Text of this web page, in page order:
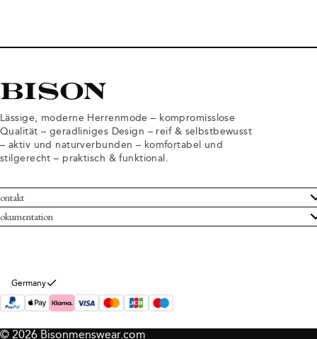
Lässige, moderne Herrenmode – kompromisslose
Qualität – geradliniges Design – reif & selbstbewusst
– aktiv und naturverbunden – komfortabel und
stilgerecht – praktisch & funktional.
Bison
Geschäftsbedingungen
Informationen
Germany
© 2026 Bisonmenswear.com